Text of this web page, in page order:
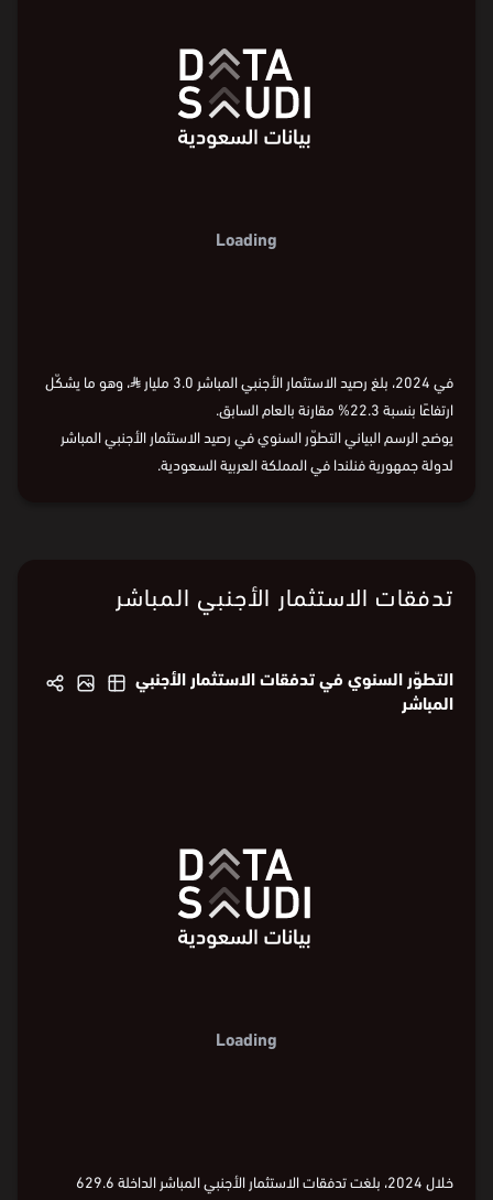
Loading
في 2024، بلغ رصيد الاستثمار الأجنبي المباشر 3.0 مليار ⃁، وهو ما يشكّل
ارتفاعًا بنسبة 22.3% مقارنة بالعام السابق.
يوضح الرسم البياني التطوّر السنوي في رصيد الاستثمار الأجنبي المباشر
لدولة جمهورية فنلندا في المملكة العربية السعودية.
تدفقات الاستثمار الأجنبي المباشر
التطوّر السنوي في تدفقات الاستثمار الأجنبي
المباشر
Loading
خلال 2024، بلغت تدفقات الاستثمار الأجنبي المباشر الداخلة 629.6